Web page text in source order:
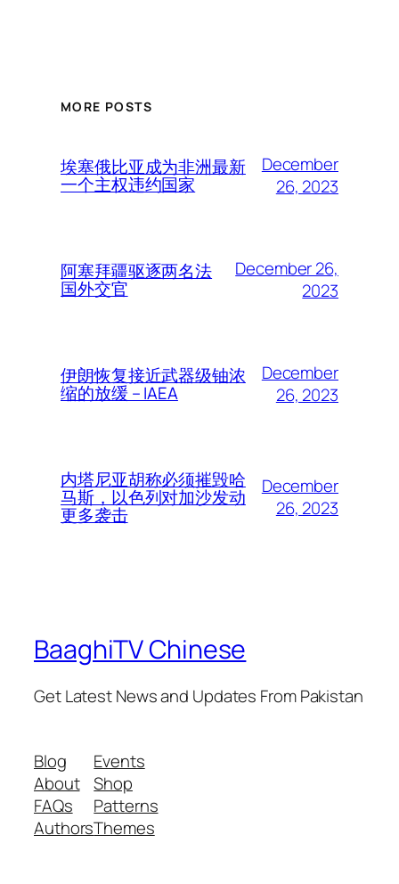
MORE POSTS
埃塞俄比亚成为非洲最新
一个主权违约国家
December
26, 2023
阿塞拜疆驱逐两名法
国外交官
December 26,
2023
伊朗恢复接近武器级铀浓
缩的放缓 – IAEA
December
26, 2023
内塔尼亚胡称必须摧毁哈
马斯，以色列对加沙发动
更多袭击
December
26, 2023
BaaghiTV Chinese
Get Latest News and Updates From Pakistan
Blog
About
FAQs
Authors
Events
Shop
Patterns
Themes